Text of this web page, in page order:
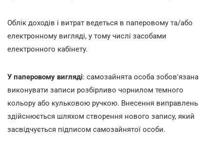
Облік доходів і витрат ведеться в паперовому та/або
електронному вигляді, у тому числі засобами
електронного кабінету.
У паперовому вигляді: самозайнята особа зобов'язана
виконувати записи розбірливо чорнилом темного
кольору або кульковою ручкою. Внесення виправлень
здійснюється шляхом створення нового запису, який
засвідчується підписом самозайнятої особи.